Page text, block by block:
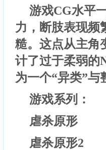
游戏CG水平
力，断肢表现频
糙。这点从主角
计了过于柔弱的
为一个“异类”与
游戏系列：
虐杀原形
虐杀原形2